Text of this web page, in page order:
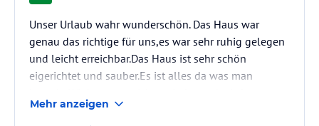
Unser Urlaub wahr wunderschön. Das Haus war
genau das richtige für uns,es war sehr ruhig gelegen
und leicht erreichbar.Das Haus ist sehr schön
eigerichtet und sauber.Es ist alles da was man
uns schon darauf.Danke für alles es war sehr schön!
Mehr anzeigen